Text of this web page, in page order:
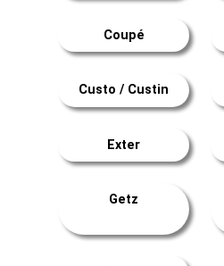
Coupé
Custo / Custin
Exter
Getz